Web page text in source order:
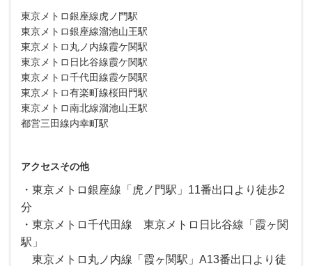
東京メトロ銀座線虎ノ門駅
東京メトロ銀座線溜池山王駅
東京メトロ丸ノ内線霞ケ関駅
東京メトロ日比谷線霞ケ関駅
東京メトロ千代田線霞ケ関駅
東京メトロ有楽町線桜田門駅
東京メトロ南北線溜池山王駅
都営三田線内幸町駅
アクセスその他
・東京メトロ銀座線「虎ノ門駅」11番出口より徒歩2
分
・東京メトロ千代田線 東京メトロ日比谷線「霞ヶ関
駅」
東京メトロ丸ノ内線「霞ヶ関駅」A13番出口より徒